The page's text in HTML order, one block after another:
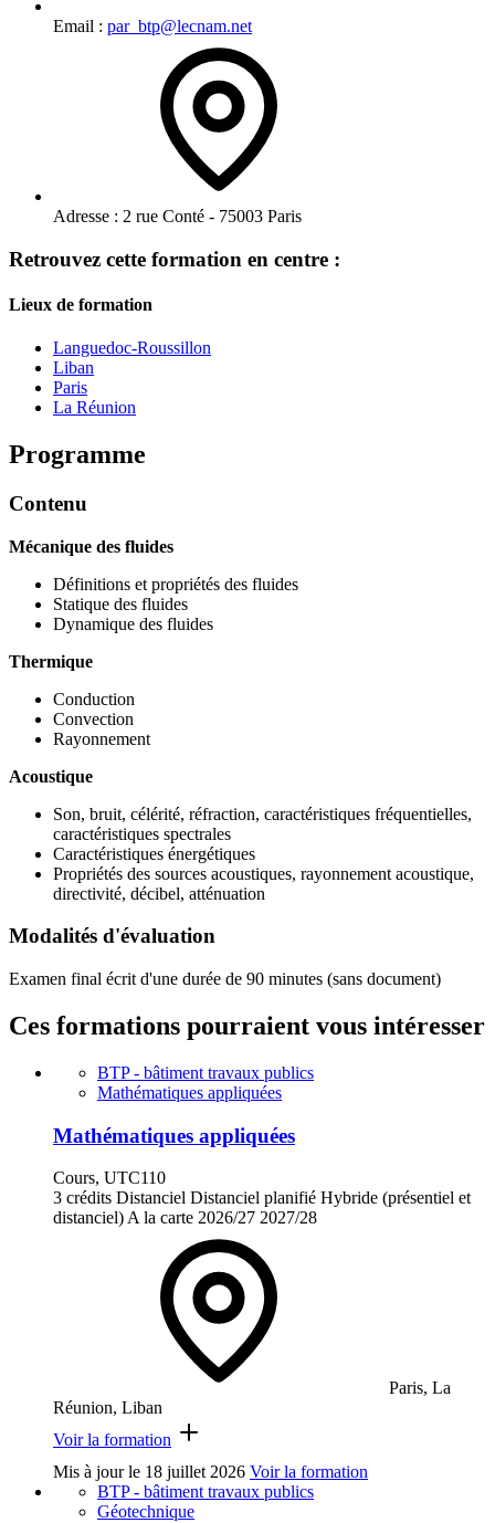
Email : par_btp@lecnam.net
Adresse : 2 rue Conté - 75003 Paris
Retrouvez cette formation en centre :
Lieux de formation
Languedoc-Roussillon
Liban
Paris
La Réunion
Programme
Contenu
Mécanique des fluides
Définitions et propriétés des fluides
Statique des fluides
Dynamique des fluides
Thermique
Conduction
Convection
Rayonnement
Acoustique
Son, bruit, célérité, réfraction, caractéristiques fréquentielles,
caractéristiques spectrales
Caractéristiques énergétiques
Propriétés des sources acoustiques, rayonnement acoustique,
directivité, décibel, atténuation
Modalités d'évaluation
Examen final écrit d'une durée de 90 minutes (sans document)
Ces formations pourraient vous intéresser
BTP - bâtiment travaux publics
Mathématiques appliquées
Mathématiques appliquées
Cours, UTC110
3 crédits Distanciel Distanciel planifié Hybride (présentiel et
distanciel) A la carte 2026/27 2027/28
Paris, La
Réunion, Liban
Voir la formation
Mis à jour le 18 juillet 2026 Voir la formation
BTP - bâtiment travaux publics
Géotechnique